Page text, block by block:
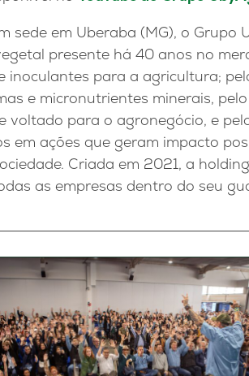
sede em Uberaba (MG), o Grupo
presente há 40 anos no
inoculantes para a agricultura;
e micronutrientes minerais,
voltado para o agronegócio, e
em ações que geram impacto
Criada em 2021, a
as empresas dentro do seu